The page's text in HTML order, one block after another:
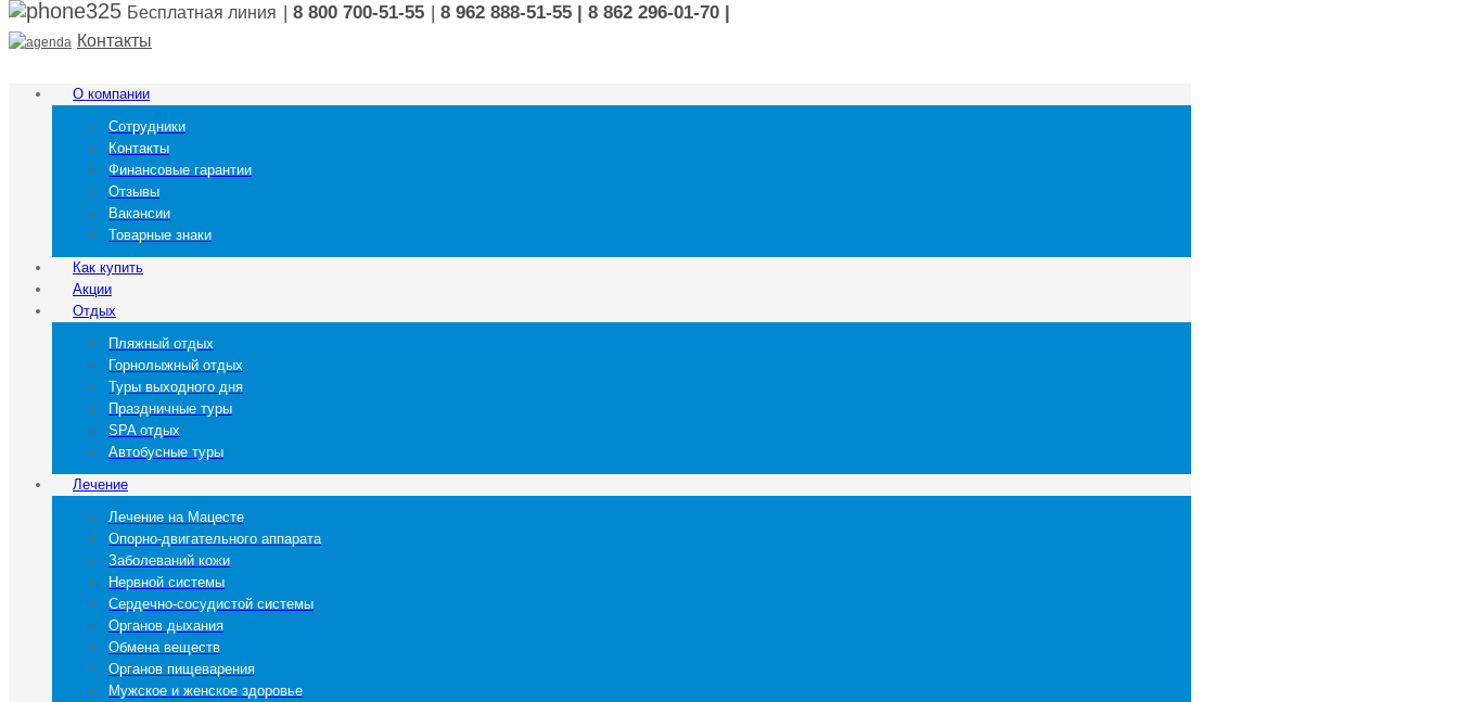
Бесплатная линия | 8 800 700-51-55 | 8 962 888-51-55 | 8 862 296-01-70 |
Контакты
О компании
Сотрудники
Контакты
Финансовые гарантии
Отзывы
Вакансии
Товарные знаки
Как купить
Акции
Отдых
Пляжный отдых
Горнолыжный отдых
Туры выходного дня
Праздничные туры
SPA отдых
Автобусные туры
Лечение
Лечение на Мацесте
Опорно-двигательного аппарата
Заболеваний кожи
Нервной системы
Сердечно-сосудистой системы
Органов дыхания
Обмена веществ
Органов пищеварения
Мужское и женское здоровье